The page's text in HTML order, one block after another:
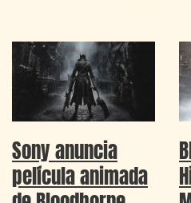
Sony anuncia
película animada